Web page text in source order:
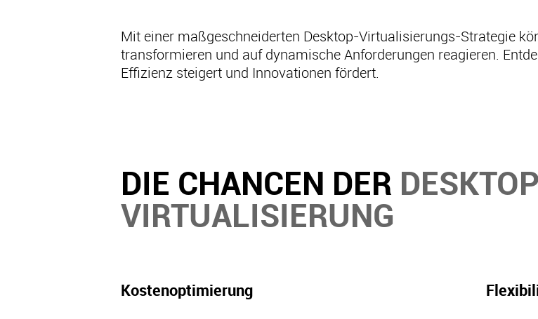
Mit einer maßgeschneiderten Desktop-Virtualisierungs-Strategie
transformieren und auf dynamische Anforderungen reagieren.
Effizienz steigert und Innovationen fördert.
DIE CHANCEN DER
VIRTUALISIERUNG
Kostenoptimierung